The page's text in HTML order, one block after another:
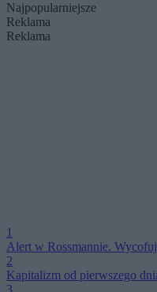
Najpopularniejsze
Reklama
Reklama
1
Alert w Rossmannie.
2
Kapitalizm od pierwszego